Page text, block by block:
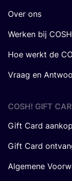
Over ons
Werken bij
Hoe werkt de
Vraag en
COSH! GIFT
Gift Card
Gift Card
Algemene